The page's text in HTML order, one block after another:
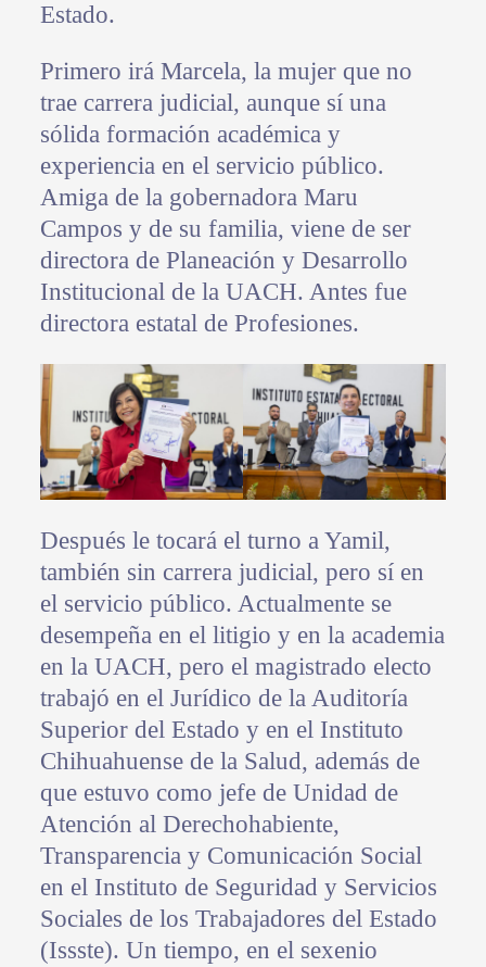
Estado.
Primero irá Marcela, la mujer que no
trae carrera judicial, aunque sí una
sólida formación académica y
experiencia en el servicio público.
Amiga de la gobernadora Maru
Campos y de su familia, viene de ser
directora de Planeación y Desarrollo
Institucional de la UACH. Antes fue
directora estatal de Profesiones.
Después le tocará el turno a Yamil,
también sin carrera judicial, pero sí en
el servicio público. Actualmente se
desempeña en el litigio y en la academia
en la UACH, pero el magistrado electo
trabajó en el Jurídico de la Auditoría
Superior del Estado y en el Instituto
Chihuahuense de la Salud, además de
que estuvo como jefe de Unidad de
Atención al Derechohabiente,
Transparencia y Comunicación Social
en el Instituto de Seguridad y Servicios
Sociales de los Trabajadores del Estado
(Issste). Un tiempo, en el sexenio